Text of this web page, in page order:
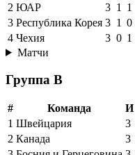
2 ЮАР 3 1 1
3 Республика Корея 3 1 0
4 Чехия 3 0 1
Матчи
Группа B
# Команда И
1 Швейцария 3
2 Канада 3